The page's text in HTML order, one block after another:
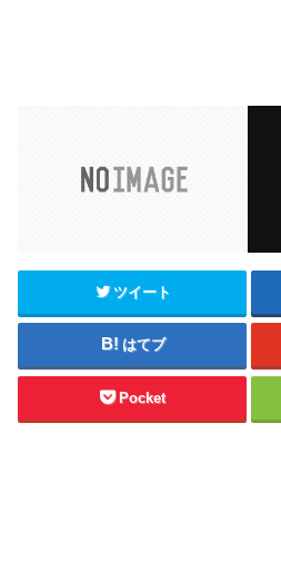
ツイート
はてブ
Pocket